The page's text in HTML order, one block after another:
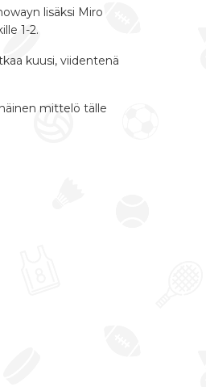
lisäksi Miro
1-2.
kuusi, viidentenä
mittelö tälle